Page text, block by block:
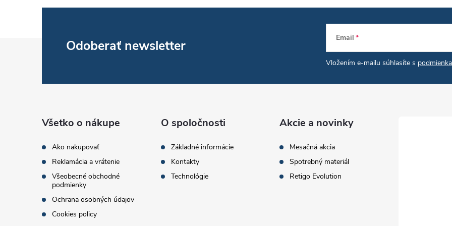
Odoberať newsletter Email
Vložením e-mailu súhlasíte s
Všetko o nákupe
Ako nakupovať
Reklamácia a vrátenie
Všeobecné obchodné
podmienky
Ochrana osobných údajov
Cookies policy
O spoločnosti
Základné informácie
Kontakty
Technológie
Akcie a novinky
Mesačná akcia
Spotrebný materiál
Retigo Evolution